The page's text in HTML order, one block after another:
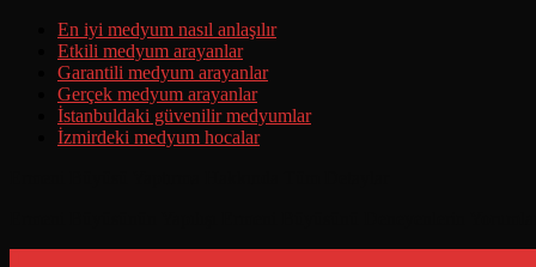
content
En iyi medyum nasıl anlaşılır
Etkili medyum arayanlar
Garantili medyum arayanlar
Gerçek medyum arayanlar
İstanbuldaki güvenilir medyumlar
İzmirdeki medyum hocalar